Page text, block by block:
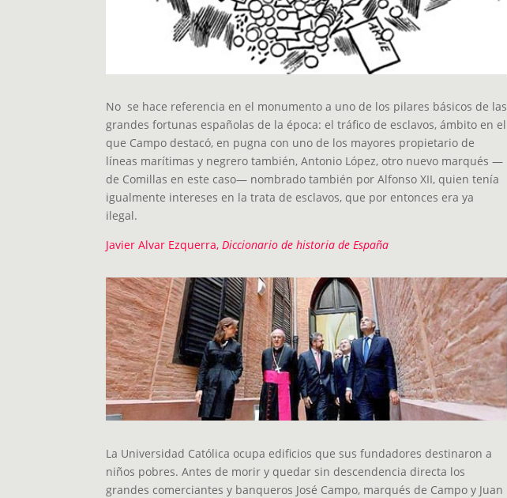
No se hace referencia en el monumento a uno de los pilares básicos de las
grandes fortunas españolas de la época: el tráfico de esclavos, ámbito en el
que Campo destacó, en pugna con uno de los mayores propietario de
líneas marítimas y negrero también, Antonio López, otro nuevo marqués —
de Comillas en este caso— nombrado también por Alfonso XII, quien tenía
igualmente intereses en la trata de esclavos, que por entonces era ya
ilegal.
Javier Alvar Ezquerra,Diccionario de historia de España
La Universidad Católica ocupa edificios que sus fundadores destinaron a
niños pobres. Antes de morir y quedar sin descendencia directa los
grandes comerciantes y banqueros José Campo, marqués de Campo y Juan